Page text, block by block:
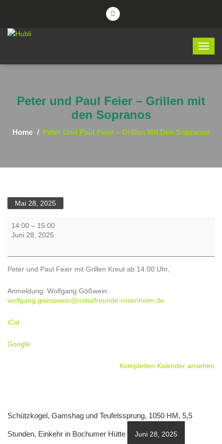
Peter und Paul Feier – Grillen mit
den Sopranos
Home Peter Und Paul Feier – Grillen Mit Den Sopranos
Mai 28, 2025
Peter
und
Feier
-
mit
den
14:00 – 15:00
Juni 28, 2025
Peter und Paul Feier mit Grillen Kreut ab 14.00 Uhr,
Anmeldung: Wolfgang Gößwein:
wolfgang.goesswein@naturfreunde-rosenheim.de
iCal
Google
Kompletten Kalender ansehen
Schützkogel, Gamshag und Teufelssprung, 1050 HM, 5,5
Stunden, Einkehr in Bochumer Hütte Juni 28, 2025